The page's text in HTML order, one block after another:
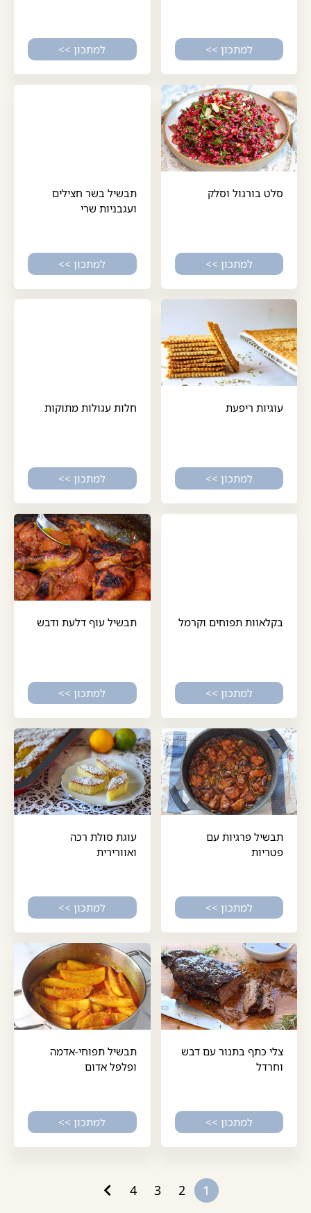
למתכון >> למתכון >>
סלט בורגול וסלק
למתכון >>
תבשיל בשר חצילים
ועגבניות שרי
למתכון >>
עוגיות ריפעת
למתכון >>
חלות עגולות מתוקות
למתכון >>
בקלאוות תפוחים וקרמל
למתכון >>
תבשיל עוף דלעת ודבש
למתכון >>
תבשיל פרגיות עם
פטריות
למתכון >>
עוגת סולת רכה
ואוורירית
למתכון >>
צלי כתף בתנור עם דבש
וחרדל
למתכון >>
תבשיל תפוחי-אדמה
ופלפל אדום
למתכון >>
1
2
3
4